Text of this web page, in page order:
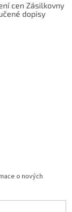
cen Zásilkovny
dopisy
o nových